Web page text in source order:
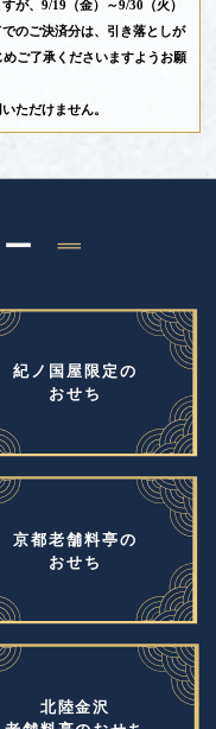
が、9/19（金）～9/30（火）
のご決済分は、引き落としが
ご了承くださいますようお願
ただけません。
紀ノ国屋限定の
おせち
京都老舗料亭の
おせち
北陸金沢